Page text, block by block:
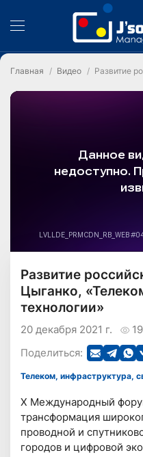
Главная Видео Развитие
Развитие
Цыганко,
технологии»
19
20 декабря 2021 г.
Поделиться:
Телеком, инфраструктура,
X Международный
трансформация
проводной и
городов и цифровой